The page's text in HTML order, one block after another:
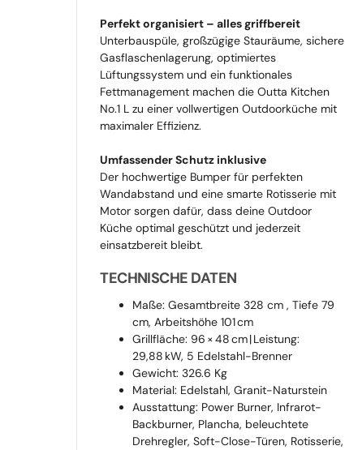
Perfekt organisiert – alles griffbereit
Unterbauspüle, großzügige Stauräume, sichere
Gasflaschenlagerung, optimiertes
Lüftungssystem und ein funktionales
Fettmanagement machen die Outta Kitchen
No.1 L zu einer vollwertigen Outdoorküche mit
maximaler Effizienz.
Umfassender Schutz inklusive
Der hochwertige Bumper für perfekten
Wandabstand und eine smarte Rotisserie mit
Motor sorgen dafür, dass deine Outdoor
Küche optimal geschützt und jederzeit
einsatzbereit bleibt.
TECHNISCHE DATEN
Maße: Gesamtbreite 328 cm , Tiefe 79
cm, Arbeitshöhe 101 cm
Grillfläche: 96 × 48 cm | Leistung:
29,88 kW, 5 Edelstahl-Brenner
Gewicht:326.6 Kg
Material: Edelstahl, Granit-Naturstein
Ausstattung: Power Burner, Infrarot-
Backburner, Plancha, beleuchtete
Drehregler, Soft-Close-Türen, Rotisserie,